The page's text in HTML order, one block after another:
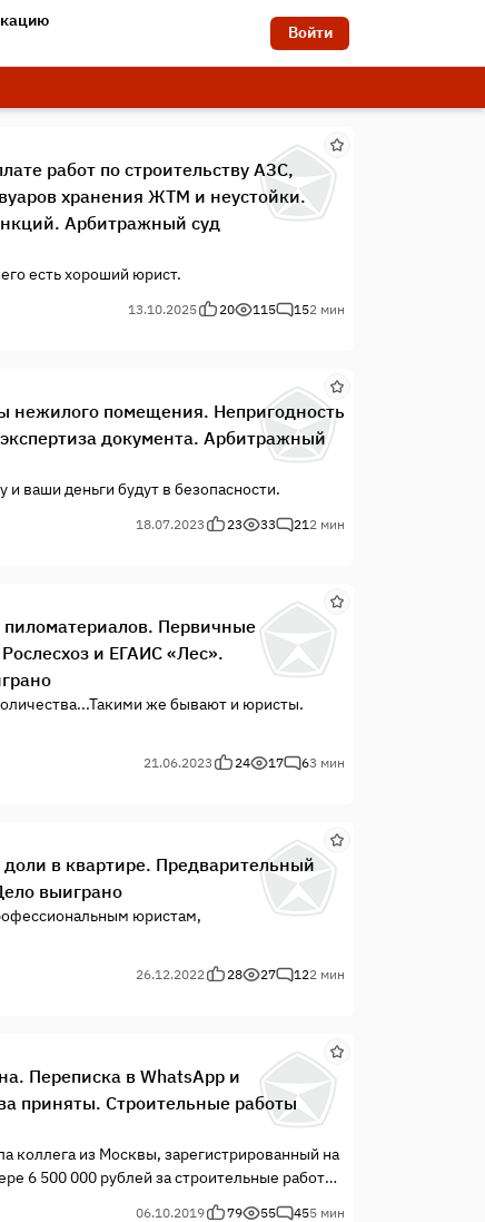
Войти
работ по строительству АЗС,
хранения ЖТМ и неустойки.
Арбитражный суд
есть хороший юрист.
13.10.2025 20 115 152 мин
нежилого помещения. Непригодность
документа. Арбитражный
ваши деньги будут в безопасности.
18.07.2023 23 33 212 мин
пиломатериалов. Первичные
и ЕГАИС «Лес».
же бывают и юристы.
21.06.2023 24 17 63 мин
в квартире. Предварительный
выиграно
юристам,
и самонадеянность.
26.12.2022 28 27 122 мин
Переписка в WhatsApp и
приняты. Строительные работы
коллега из Москвы, зарегистрированный на
6 500 000 рублей за строительные работы
06.10.2019 79 55 455 мин